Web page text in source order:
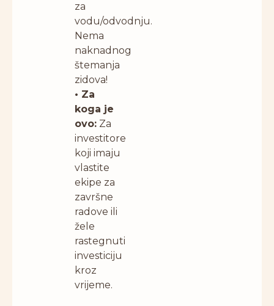
za
vodu/odvodnju.
Nema
naknadnog
štemanja
zidova!
• Za
koga je
ovo: Za
investitore
koji imaju
vlastite
ekipe za
završne
radove ili
žele
rastegnuti
investiciju
kroz
vrijeme.